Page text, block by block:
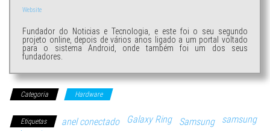
Website
Fundador do Noticias e Tecnologia, e este foi o seu segundo
projeto online, depois de vários anos ligado a um portal voltado
para o sistema Android, onde também foi um dos seus
fundadores.
Categoria Hardware
Etiquetas anel conectado Galaxy Ring Samsung
samsung